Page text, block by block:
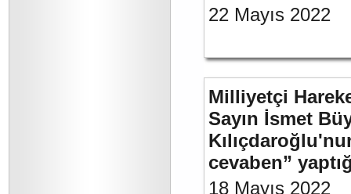
22 Mayıs 2022
Milliyetçi
Sayın İsmet
cevaben”
18 Mayıs 2022